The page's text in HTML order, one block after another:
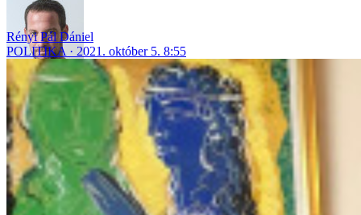
Rényi Pál Dániel
POLITIKA
2021. október 5. 8:55